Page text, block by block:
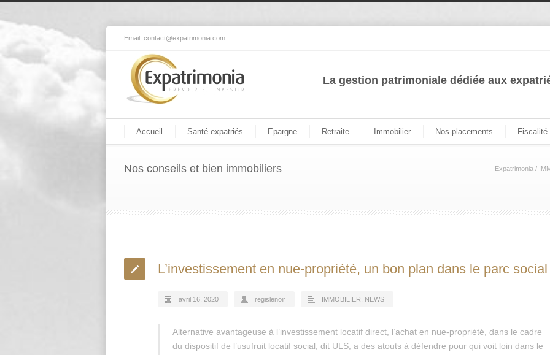
Email: contact@expatrimonia.com
La gestion patrimoniale dédiée aux
Accueil Santé expatriés Epargne Retraite Immobilier Nos placements Fiscalité
Nos conseils et bien immobiliers Expatrimonia /
L’investissement en nue-propriété, un bon plan dans le parc social
avril 16, 2020 regislenoir IMMOBILIER NEWS
Alternative avantageuse à l’investissement locatif direct, l’achat en nue-propriété, dans le cadre
du dispositif de l’usufruit locatif social, dit ULS, a des atouts à défendre pour qui voit loin dans le